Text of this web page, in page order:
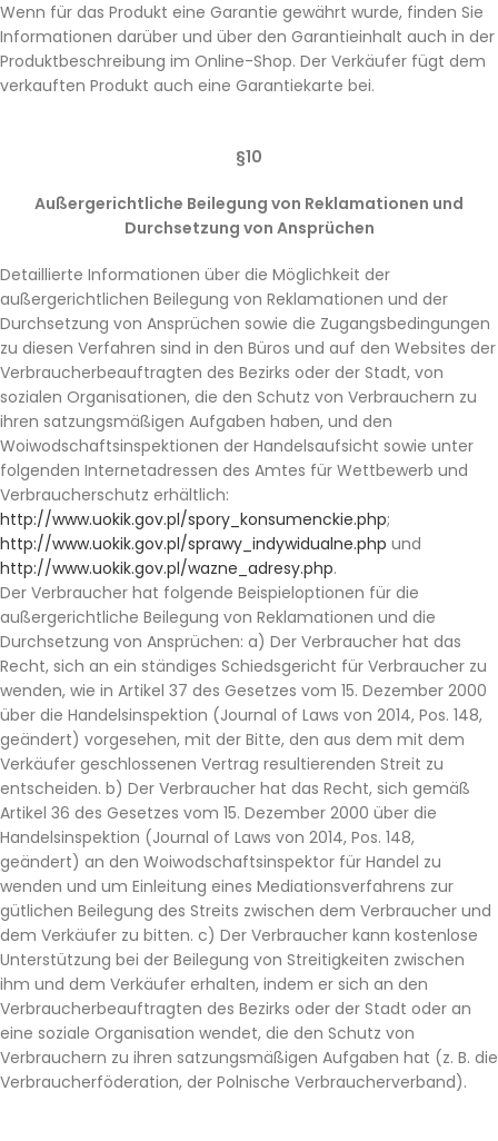
Wenn für das Produkt eine Garantie gewährt wurde, finden Sie
Informationen darüber und über den Garantieinhalt auch in der
Produktbeschreibung im Online-Shop. Der Verkäufer fügt dem
verkauften Produkt auch eine Garantiekarte bei.
§10
Außergerichtliche Beilegung von Reklamationen und
Durchsetzung von Ansprüchen
Detaillierte Informationen über die Möglichkeit der
außergerichtlichen Beilegung von Reklamationen und der
Durchsetzung von Ansprüchen sowie die Zugangsbedingungen
zu diesen Verfahren sind in den Büros und auf den Websites der
Verbraucherbeauftragten des Bezirks oder der Stadt, von
sozialen Organisationen, die den Schutz von Verbrauchern zu
ihren satzungsmäßigen Aufgaben haben, und den
Woiwodschaftsinspektionen der Handelsaufsicht sowie unter
folgenden Internetadressen des Amtes für Wettbewerb und
Verbraucherschutz erhältlich:
http://www.uokik.gov.pl/spory_konsumenckie.php;
http://www.uokik.gov.pl/sprawy_indywidualne.php und
http://www.uokik.gov.pl/wazne_adresy.php.
Der Verbraucher hat folgende Beispieloptionen für die
außergerichtliche Beilegung von Reklamationen und die
Durchsetzung von Ansprüchen: a) Der Verbraucher hat das
Recht, sich an ein ständiges Schiedsgericht für Verbraucher zu
wenden, wie in Artikel 37 des Gesetzes vom 15. Dezember 2000
über die Handelsinspektion (Journal of Laws von 2014, Pos. 148,
geändert) vorgesehen, mit der Bitte, den aus dem mit dem
Verkäufer geschlossenen Vertrag resultierenden Streit zu
entscheiden. b) Der Verbraucher hat das Recht, sich gemäß
Artikel 36 des Gesetzes vom 15. Dezember 2000 über die
Handelsinspektion (Journal of Laws von 2014, Pos. 148,
geändert) an den Woiwodschaftsinspektor für Handel zu
wenden und um Einleitung eines Mediationsverfahrens zur
gütlichen Beilegung des Streits zwischen dem Verbraucher und
dem Verkäufer zu bitten. c) Der Verbraucher kann kostenlose
Unterstützung bei der Beilegung von Streitigkeiten zwischen
ihm und dem Verkäufer erhalten, indem er sich an den
Verbraucherbeauftragten des Bezirks oder der Stadt oder an
eine soziale Organisation wendet, die den Schutz von
Verbrauchern zu ihren satzungsmäßigen Aufgaben hat (z. B. die
Verbraucherföderation, der Polnische Verbraucherverband).